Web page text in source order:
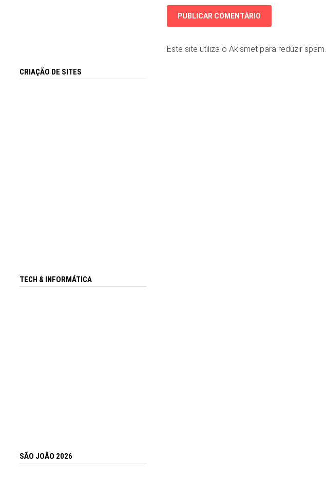
Este site utiliza o Akismet para reduzir spam.
CRIAÇÃO DE SITES
TECH & INFORMÁTICA
SÃO JOÃO 2026